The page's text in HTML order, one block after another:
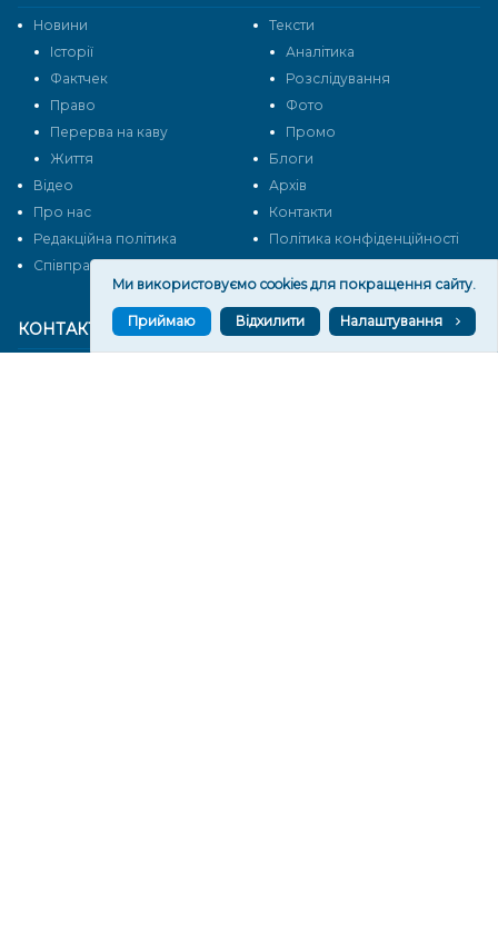
КОНТАКТИ
Новини
Тексти
Історії
Аналітика
Фактчек
Розслідування
Право
Фото
Перерва на каву
Промо
Життя
Блоги
Відео
Архів
Про нас
Контакти
Редакційна політика
Політика конфіденційності
Cпівпраця
Ми використовуємо cookies для покращення сайту.
Приймаю Відхилити Налаштування